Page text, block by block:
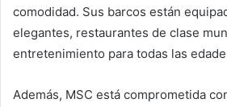
comodidad. Sus barcos están
elegantes, restaurantes de clase
entretenimiento para todas las
Además, MSC está comprometida